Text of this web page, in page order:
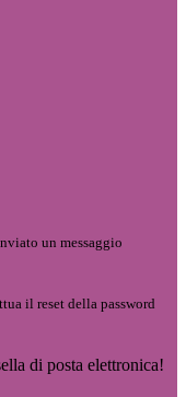
un messaggio
il reset della password
di posta elettronica!